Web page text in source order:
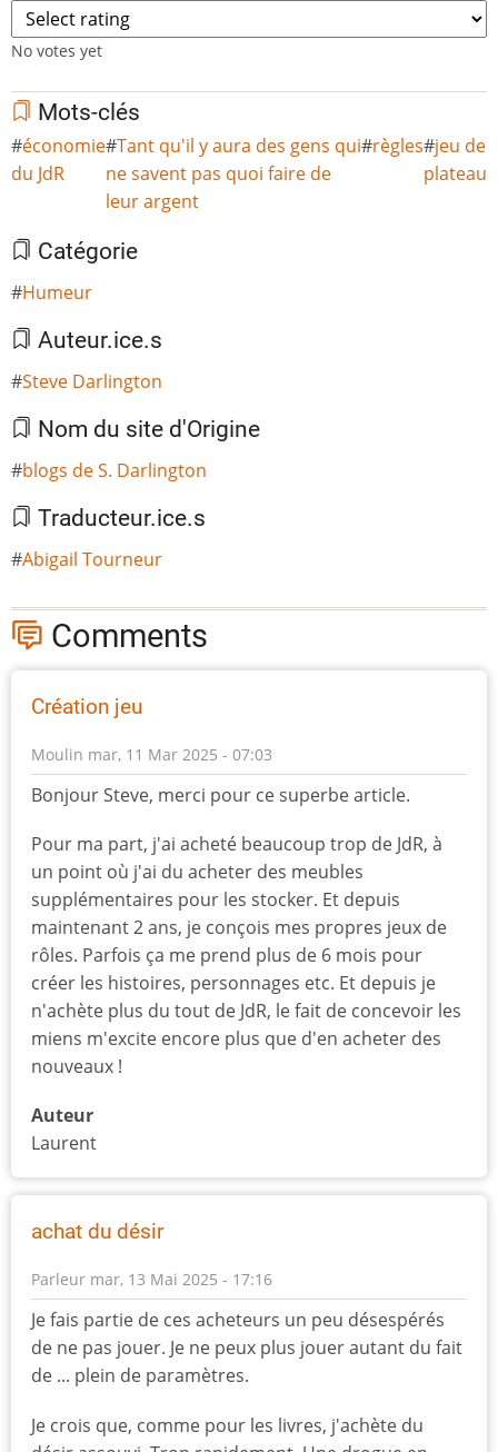
No votes yet
Mots-clés
économie
du JdR
Tant qu'il y aura des gens qui
ne savent pas quoi faire de
leur argent
règles jeu de
plateau
Catégorie
Humeur
Auteur.ice.s
Steve Darlington
Nom du site d'Origine
blogs de S. Darlington
Traducteur.ice.s
Abigail Tourneur
Comments
Création jeu
Moulin mar, 11 Mar 2025 - 07:03
Bonjour Steve, merci pour ce superbe article.
Pour ma part, j'ai acheté beaucoup trop de JdR, à
un point où j'ai du acheter des meubles
supplémentaires pour les stocker. Et depuis
maintenant 2 ans, je conçois mes propres jeux de
rôles. Parfois ça me prend plus de 6 mois pour
créer les histoires, personnages etc. Et depuis je
n'achète plus du tout de JdR, le fait de concevoir les
miens m'excite encore plus que d'en acheter des
nouveaux !
Auteur
Laurent
achat du désir
Parleur mar, 13 Mai 2025 - 17:16
Je fais partie de ces acheteurs un peu désespérés
de ne pas jouer. Je ne peux plus jouer autant du fait
de ... plein de paramètres.
Je crois que, comme pour les livres, j'achète du